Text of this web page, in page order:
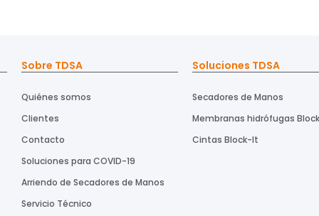
Sobre TDSA
Quiénes somos
Clientes
Contacto
Soluciones para COVID-19
Arriendo de Secadores de Manos
Servicio Técnico
Soluciones TDSA
Secadores de Manos
Membranas hidrófugas
Cintas Block-It